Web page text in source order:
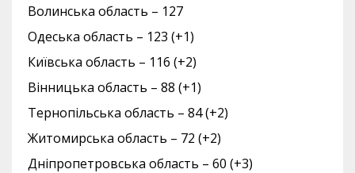
Волинська область – 127
Одеська область – 123 (+1)
Київська область – 116 (+2)
Вінницька область – 88 (+1)
Тернопільська область – 84 (+2)
Житомирська область – 72 (+2)
Дніпропетровська область – 60 (+3)